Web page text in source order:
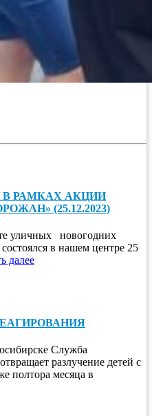
РАМКАХ АКЦИИ
(25.12.2023)
уличных новогодних
в нашем центре 25
далее
Служба
разлучение детей с
полтора месяца в